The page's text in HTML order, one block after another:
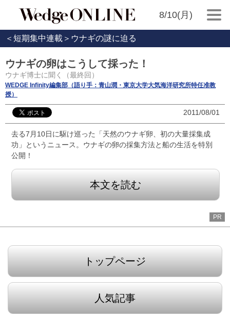
8/10(月)
＜短期集中連載＞ウナギの謎に迫る
ウナギの卵はこうして採った！
ウナギ博士に聞く（最終回）
WEDGE Infinity編集部（語り手：青山潤・東京大学大気海洋研究所特任准教
授）
2011/08/01
去る7月10日に駆け巡った「天然のウナギ卵、初の大量採集成
功」というニュース。ウナギの卵の採集方法と船の生活を特別
公開！
本文を読む
PR
トップページ
人気記事